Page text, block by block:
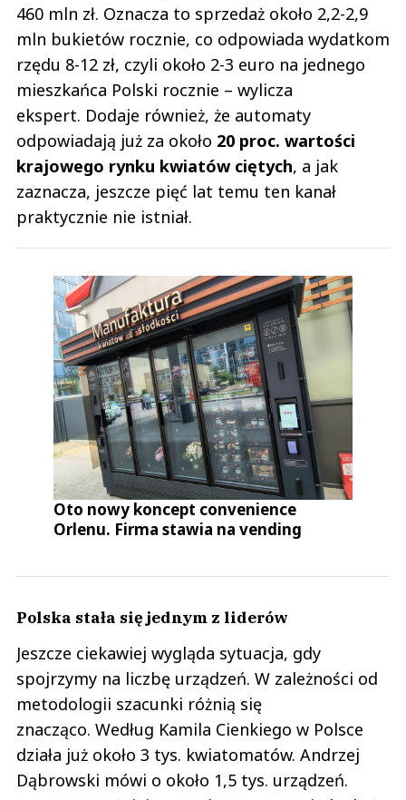
460 mln zł. Oznacza to sprzedaż około 2,2-2,9
mln bukietów rocznie, co odpowiada wydatkom
rzędu 8-12 zł, czyli około 2-3 euro na jednego
mieszkańca Polski rocznie – wylicza
ekspert. Dodaje również, że automaty
odpowiadają już za około 20 proc. wartości
krajowego rynku kwiatów ciętych, a jak
zaznacza, jeszcze pięć lat temu ten kanał
praktycznie nie istniał.
Oto nowy koncept convenience
Orlenu. Firma stawia na vending
Polska stała się jednym z liderów
Jeszcze ciekawiej wygląda sytuacja, gdy
spojrzymy na liczbę urządzeń. W zależności od
metodologii szacunki różnią się
znacząco. Według Kamila Cienkiego w Polsce
działa już około 3 tys. kwiatomatów. Andrzej
Dąbrowski mówi o około 1,5 tys. urządzeń.